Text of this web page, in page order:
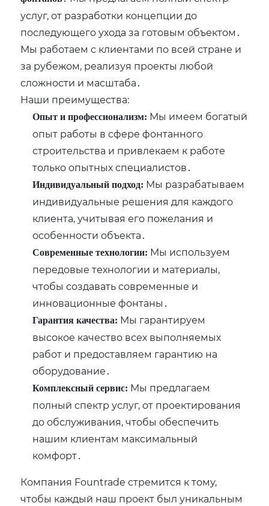
услуг‚ от разработки концепции до
последующего ухода за готовым объектом․
Мы работаем с клиентами по всей стране и
за рубежом‚ реализуя проекты любой
сложности и масштаба․
Наши преимущества:
Опыт и профессионализм: Мы имеем богатый
опыт работы в сфере фонтанного
строительства и привлекаем к работе
только опытных специалистов․
Индивидуальный подход: Мы разрабатываем
индивидуальные решения для каждого
клиента‚ учитывая его пожелания и
особенности объекта․
Современные технологии: Мы используем
передовые технологии и материалы‚
чтобы создавать современные и
инновационные фонтаны․
Гарантия качества: Мы гарантируем
высокое качество всех выполняемых
работ и предоставляем гарантию на
оборудование․
Комплексный сервис: Мы предлагаем
полный спектр услуг‚ от проектирования
до обслуживания‚ чтобы обеспечить
нашим клиентам максимальный
комфорт․
Компания Fountrade стремится к тому‚
чтобы каждый наш проект был уникальным